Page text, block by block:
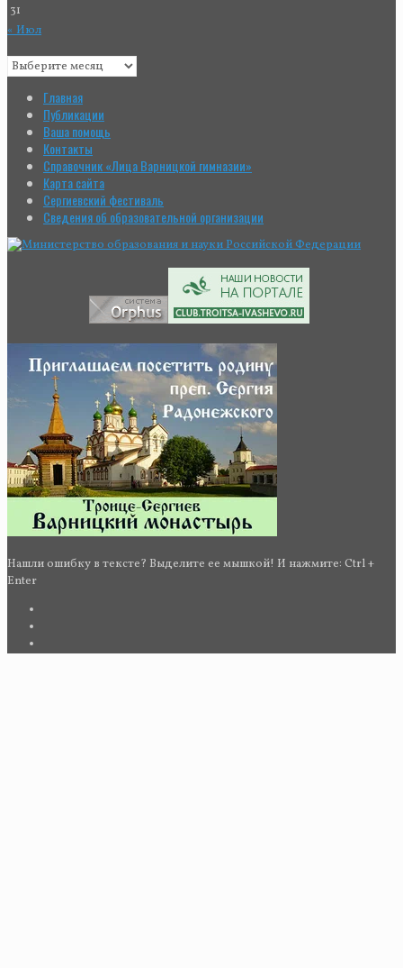
31
« Июл
Главная
Публикации
Ваша помощь
Контакты
Справочник «Лица Варницкой гимназии»
Карта сайта
Сергиевский фестиваль
Сведения об образовательной организации
Нашли ошибку в тексте? Выделите ее мышкой! И нажмите: Ctrl +
Enter